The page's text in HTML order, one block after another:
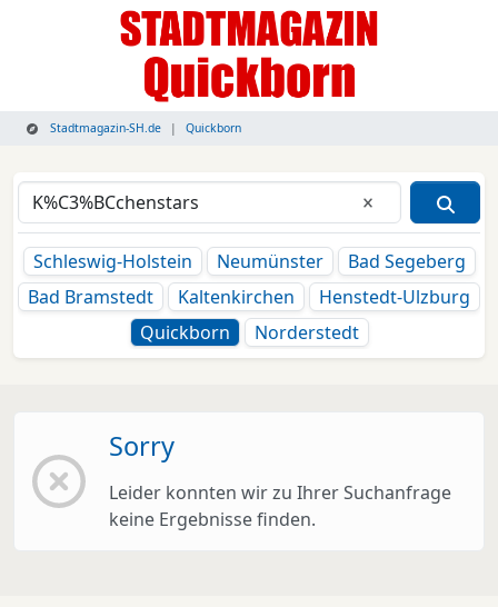
Stadtmagazin-SH.de Quickborn
Eingabe
Schleswig-Holstein
Neumünster
Bad Segeberg
Bad Bramstedt
Kaltenkirchen
Henstedt-Ulzburg
Quickborn
Norderstedt
Sorry
Leider konnten wir zu Ihrer Suchanfrage
keine Ergebnisse finden.